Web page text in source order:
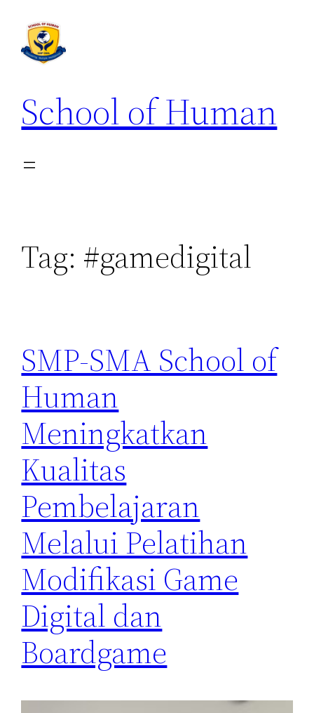
School of Human
Tag: #gamedigital
SMP-SMA School of
Human
Meningkatkan
Kualitas
Pembelajaran
Melalui Pelatihan
Modifikasi Game
Digital dan
Boardgame